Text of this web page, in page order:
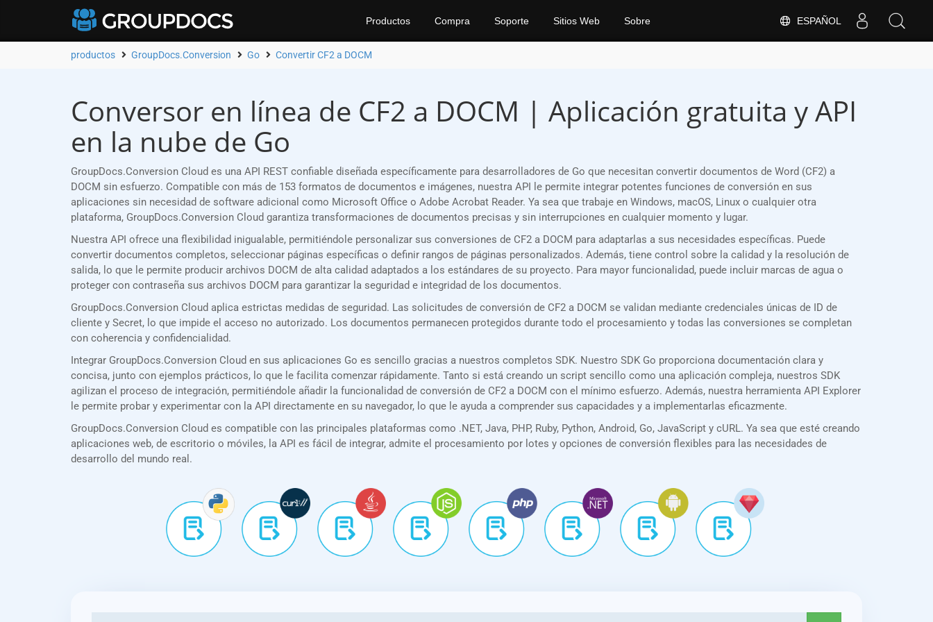
ESPAÑOL
Productos Compra Soporte Sitios Web Sobre
productos GroupDocs.Conversion Go Convertir CF2 a DOCM
Conversor en línea de CF2 a DOCM | Aplicación gratuita y API
en la nube de Go
GroupDocs.Conversion Cloud es una API REST confiable diseñada específicamente para desarrolladores de Go que necesitan convertir documentos de Word (CF2) a
DOCM sin esfuerzo. Compatible con más de 153 formatos de documentos e imágenes, nuestra API le permite integrar potentes funciones de conversión en sus
aplicaciones sin necesidad de software adicional como Microsoft Office o Adobe Acrobat Reader. Ya sea que trabaje en Windows, macOS, Linux o cualquier otra
plataforma, GroupDocs.Conversion Cloud garantiza transformaciones de documentos precisas y sin interrupciones en cualquier momento y lugar.
Nuestra API ofrece una flexibilidad inigualable, permitiéndole personalizar sus conversiones de CF2 a DOCM para adaptarlas a sus necesidades específicas. Puede
convertir documentos completos, seleccionar páginas específicas o definir rangos de páginas personalizados. Además, tiene control sobre la calidad y la resolución de
salida, lo que le permite producir archivos DOCM de alta calidad adaptados a los estándares de su proyecto. Para mayor funcionalidad, puede incluir marcas de agua o
proteger con contraseña sus archivos DOCM para garantizar la seguridad e integridad de los documentos.
GroupDocs.Conversion Cloud aplica estrictas medidas de seguridad. Las solicitudes de conversión de CF2 a DOCM se validan mediante credenciales únicas de ID de
cliente y Secret, lo que impide el acceso no autorizado. Los documentos permanecen protegidos durante todo el procesamiento y todas las conversiones se completan
con coherencia y confidencialidad.
Integrar GroupDocs.Conversion Cloud en sus aplicaciones Go es sencillo gracias a nuestros completos SDK. Nuestro SDK Go proporciona documentación clara y
concisa, junto con ejemplos prácticos, lo que le facilita comenzar rápidamente. Tanto si está creando un script sencillo como una aplicación compleja, nuestros SDK
agilizan el proceso de integración, permitiéndole añadir la funcionalidad de conversión de CF2 a DOCM con el mínimo esfuerzo. Además, nuestra herramienta API Explorer
le permite probar y experimentar con la API directamente en su navegador, lo que le ayuda a comprender sus capacidades y a implementarlas eficazmente.
GroupDocs.Conversion Cloud es compatible con las principales plataformas como .NET, Java, PHP, Ruby, Python, Android, Go, JavaScript y cURL. Ya sea que esté creando
aplicaciones web, de escritorio o móviles, la API es fácil de integrar, admite el procesamiento por lotes y opciones de conversión flexibles para las necesidades de
desarrollo del mundo real.